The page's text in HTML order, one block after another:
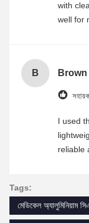
with
well for
B
I used
reliable
Tags:
মেডিকেল অ্যালুমিনিয়াম